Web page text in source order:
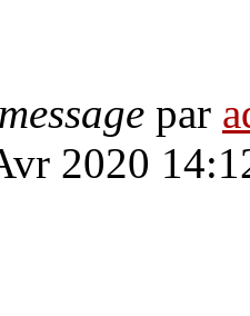
par
2020